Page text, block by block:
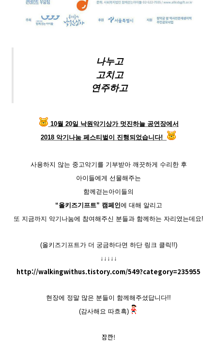
나누고
고치고
연주하고
10월 20일 낙원악기상가 멋진하늘 공연장에서
2018 악기나눔 페스티벌이 진행되었습니다!
사용하지 않는 중고악기를 기부받아 깨끗하게 수리한 후
아이들에게 선물해주는
함께걷는아이들의
“올키즈기프트” 캠페인에 대해 알리고
또 지금까지 악기나눔에 참여해주신 분들과 함께하는 자리였는데요 !
(올키즈기프트가 더 궁금하다면 하단 링크 클릭!!)
↓ ↓ ↓ ↓ ↓
http://walkingwithus.tistory.com/549?category=235955
현장에 정말 많은 분들이 함께해주셨답니다!!
(감사해요 따흐흑)
잠깐!